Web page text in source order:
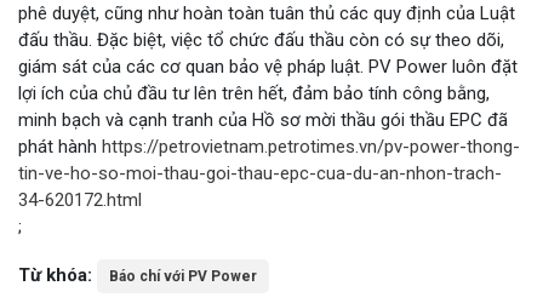
phê duyệt, cũng như hoàn toàn tuân thủ các quy định của Luật
đấu thầu. Đặc biệt, việc tổ chức đấu thầu còn có sự theo dõi,
giám sát của các cơ quan bảo vệ pháp luật. PV Power luôn đặt
lợi ích của chủ đầu tư lên trên hết, đảm bảo tính công bằng,
minh bạch và cạnh tranh của Hồ sơ mời thầu gói thầu EPC đã
phát hành https://petrovietnam.petrotimes.vn/pv-power-thong-
tin-ve-ho-so-moi-thau-goi-thau-epc-cua-du-an-nhon-trach-
34-620172.html
;
Từ khóa: Báo chí với PV Power